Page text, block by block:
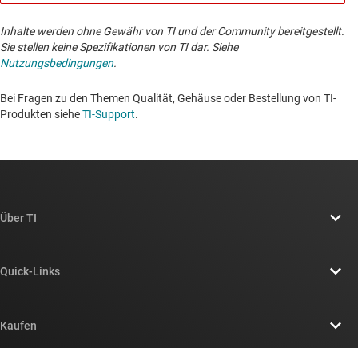
Inhalte werden ohne Gewähr von TI und der Community bereitgestellt.
Sie stellen keine Spezifikationen von TI dar. Siehe
Nutzungsbedingungen.
Bei Fragen zu den Themen Qualität, Gehäuse oder Bestellung von TI-
Produkten sieheTI-Support. ​​​​​​​​​​​​​​
Über TI
Newsroom
Quick-Links
Kaufen